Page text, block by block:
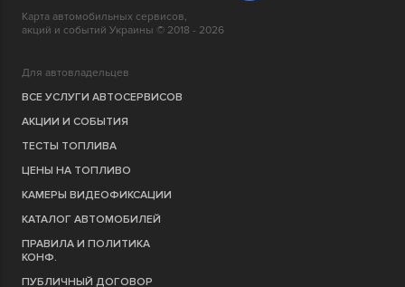
Карта автомобильных сервисов,
акций и событий Украины © 2018 - 2026
Для автовладельцев
ВСЕ УСЛУГИ АВТОСЕРВИСОВ
АКЦИИ И СОБЫТИЯ
ТЕСТЫ ТОПЛИВА
ЦЕНЫ НА ТОПЛИВО
КАМЕРЫ ВИДЕОФИКСАЦИИ
КАТАЛОГ АВТОМОБИЛЕЙ
ПРАВИЛА И ПОЛИТИКА
КОНФ.
ПУБЛИЧНЫЙ ДОГОВОР